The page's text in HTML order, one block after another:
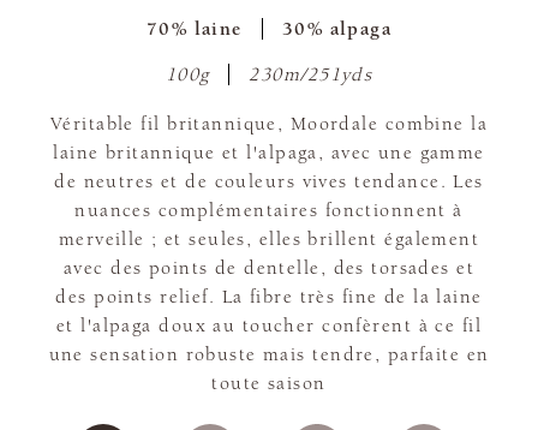
70% laine 30% alpaga
100g 230m/251yds
Véritable fil britannique, Moordale combine la
laine britannique et l'alpaga, avec une gamme
de neutres et de couleurs vives tendance. Les
nuances complémentaires fonctionnent à
merveille ; et seules, elles brillent également
avec des points de dentelle, des torsades et
des points relief. La fibre très fine de la laine
et l'alpaga doux au toucher confèrent à ce fil
une sensation robuste mais tendre, parfaite en
toute saison